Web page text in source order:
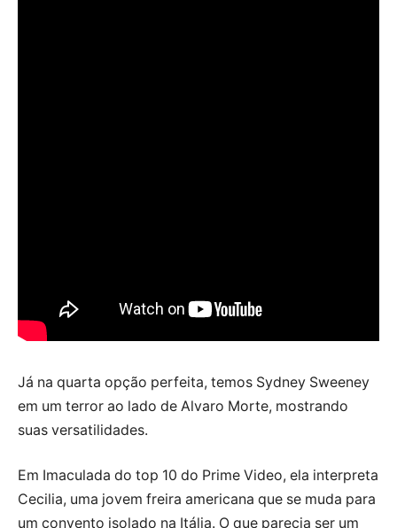
Já na quarta opção perfeita, temos Sydney Sweeney
em um terror ao lado de Alvaro Morte, mostrando
suas versatilidades.
Em Imaculada do top 10 do Prime Video, ela interpreta
Cecilia, uma jovem freira americana que se muda para
um convento isolado na Itália. O que parecia ser um